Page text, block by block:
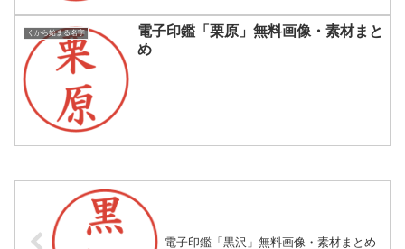
くから始まる名字
電子印鑑「栗原」無料画像・素材まと
め
電子印鑑「黒沢」無料画像・素材まとめ